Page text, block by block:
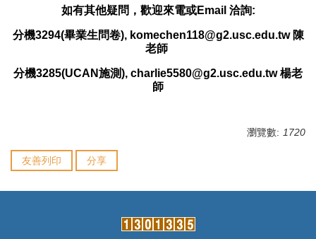
如有其他疑問，歡迎來電或Email 洽詢:
分機3294(畢業生問卷), komechen118@g2.usc.edu.tw 陳
老師
分機3285(UCAN施測), charlie5580@g2.usc.edu.tw 楊老
師
瀏覽數: 1720
友善列印 分享